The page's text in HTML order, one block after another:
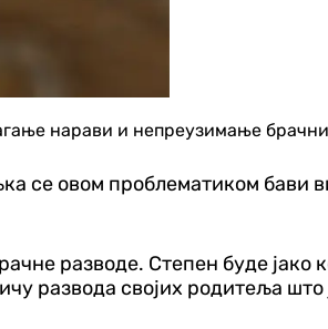
нарави и непреузимање
се овом проблематиком бави
разводе. Степен буде
развода својих родитеља